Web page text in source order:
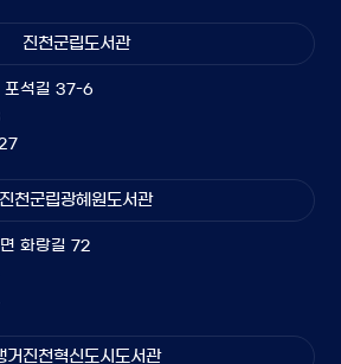
진천군립도서관
포석길 37-6
진천군립광혜원도서관
화랑길 72
거진천혁신도시도서관